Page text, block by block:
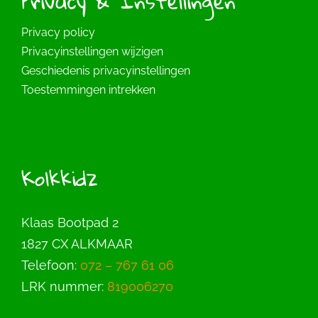
Privacy policy
Privacyinstellingen wijzigen
Geschiedenis privacyinstellingen
Toestemmingen intrekken
Kolkkidz
Klaas Bootpad 2
1827 CX ALKMAAR
Telefoon: 072 – 767 61 06
LRK nummer: 819006270